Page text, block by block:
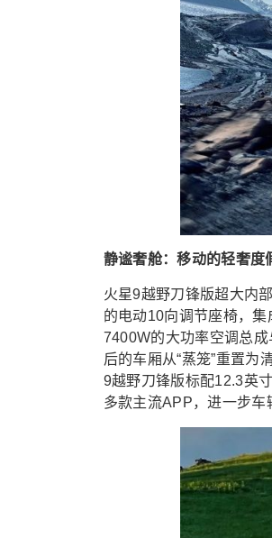
静谧奢舱：移动的轻奢度
火星9越野刀锋版超大内
的电动10向调节座椅，
7400W的大功率空调总
后的车厢从“蒸笼”重置
9越野刀锋版标配12.3英
多款主流APP，进一步车